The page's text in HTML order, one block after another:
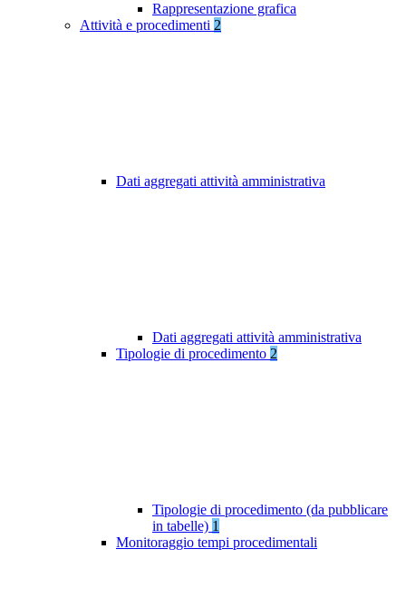
Rappresentazione grafica
Attività e procedimenti 2
Dati aggregati attività amministrativa
Dati aggregati attività amministrativa
Tipologie di procedimento 2
Tipologie di procedimento (da pubblicare
in tabelle) 1
Monitoraggio tempi procedimentali